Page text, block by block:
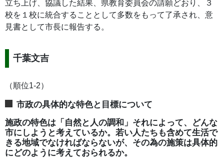
立ち上げ、協議した結果、県教育委員会の請願どおり、３
校を１校に統合することとして多数をもって了承され、意
見書として市長に報告する。
千葉文吉
（順位1-2）
市政の具体的な特色と目標について
施政の特色は「自然と人の調和」それによって、どんな
市にしようと考えているか。若い人たちも含めて生活で
きる地域でなければならないが、その為の施策は具体的
にどのように考えておられるか。